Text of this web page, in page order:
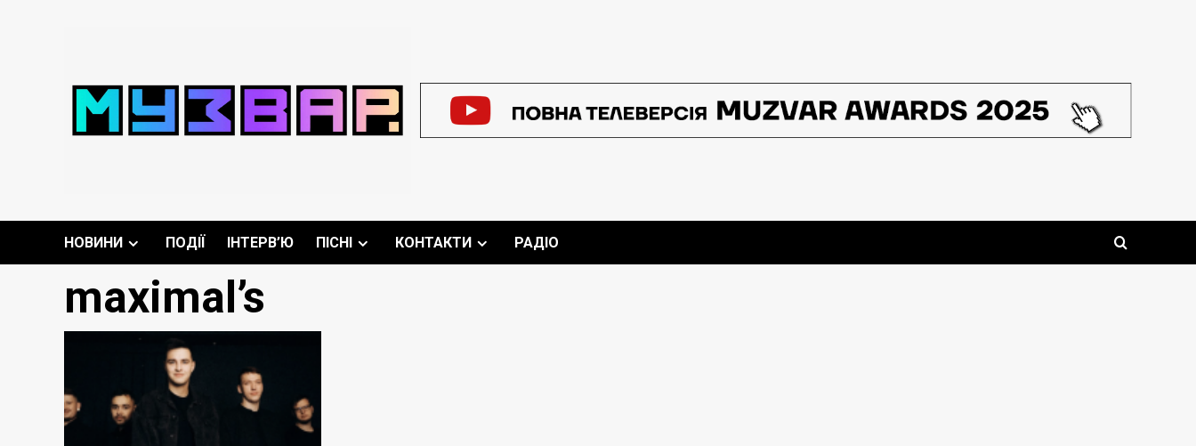
НОВИНИ ПОДІЇ ІНТЕРВ’Ю ПІСНІ КОНТАКТИ РАДІО
maximal’s